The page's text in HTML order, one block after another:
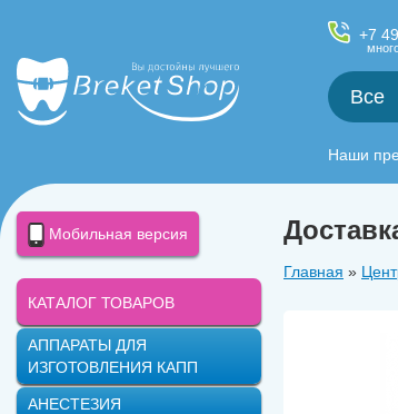
+7
Все
Наши
Главная »
Мобильная версия
КАТАЛОГ ТОВАРОВ
АППАРАТЫ ДЛЯ
ИЗГОТОВЛЕНИЯ КАПП
АНЕСТЕЗИЯ